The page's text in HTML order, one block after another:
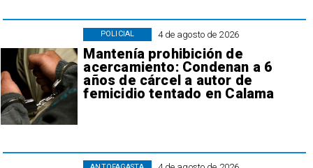
4 de agosto de 2026
Mantenía prohibición de
acercamiento: Condenan a 6
años de cárcel a autor de
femicidio tentado en Calama
POLICIAL